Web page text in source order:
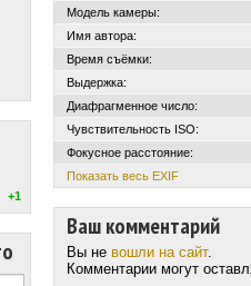
+1
Модель камеры:
Имя автора:
Время съёмки:
Выдержка:
Диафрагменное число:
Чувствительность ISO:
Фокусное расстояние:
Показать весь EXIF
Ваш комментарий
Вы не вошли на сайт.
Комментарии могут